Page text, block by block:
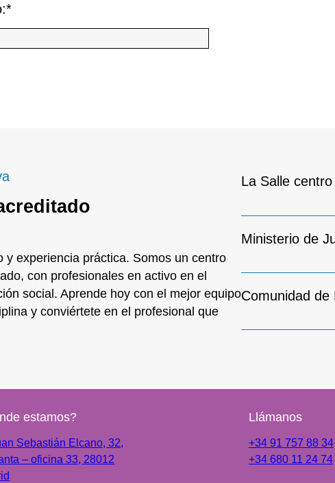
*
y experiencia práctica. Somos un centro
con profesionales en activo en el
social. Aprende hoy con el mejor equipo
y conviértete en el profesional que
La Salle
Ministerio de
Comunidad de
estamos?
Sebastián Elcano, 32,
– oficina 33, 28012
Llámanos
+34 91 757 88 34
+34 680 11 24 74